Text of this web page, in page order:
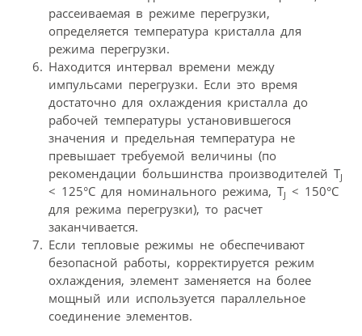
рассеиваемая в режиме перегрузки,
определяется температура кристалла для
режима перегрузки.
Находится интервал времени между
импульсами перегрузки. Если это время
достаточно для охлаждения кристалла до
рабочей температуры установившегося
значения и предельная температура не
превышает требуемой величины (по
рекомендации большинства производителей TJ
< 125°С для номинального режима, TJ < 150°С
для режима перегрузки), то расчет
заканчивается.
Если тепловые режимы не обеспечивают
безопасной работы, корректируется режим
охлаждения, элемент заменяется на более
мощный или используется параллельное
соединение элементов.